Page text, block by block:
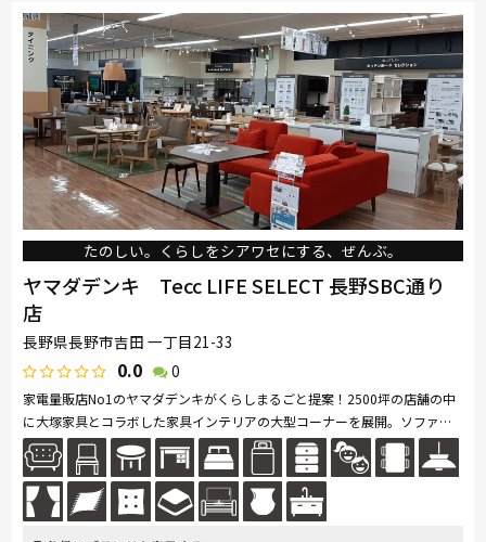
たのしい。くらしをシアワセにする、ぜんぶ。
ヤマダデンキ Tecc LIFE SELECT 長野SBC通り
店
長野県長野市吉田 一丁目21-33
0.0 0
家電量販店No1のヤマダデンキがくらしまるごと提案！2500坪の店舗の中
に大塚家具とコラボした家具インテリアの大型コーナーを展開。ソファ・
ベッド・ダイニングなど地域最大級の品揃え。リーズナブルなお手頃価格
の...続きを読む